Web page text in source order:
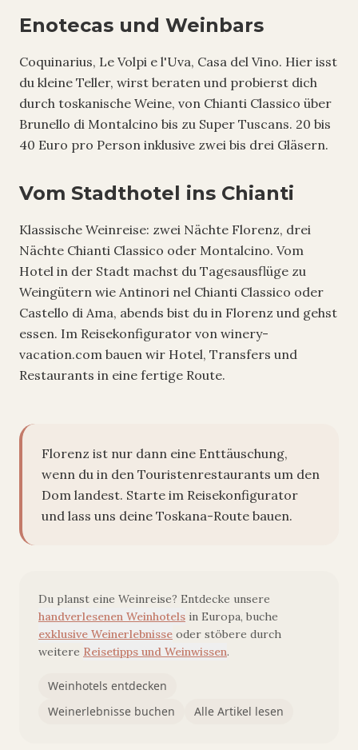
Enotecas und Weinbars
Coquinarius, Le Volpi e l'Uva, Casa del Vino. Hier isst
du kleine Teller, wirst beraten und probierst dich
durch toskanische Weine, von Chianti Classico über
Brunello di Montalcino bis zu Super Tuscans. 20 bis
40 Euro pro Person inklusive zwei bis drei Gläsern.
Vom Stadthotel ins Chianti
Klassische Weinreise: zwei Nächte Florenz, drei
Nächte Chianti Classico oder Montalcino. Vom
Hotel in der Stadt machst du Tagesausflüge zu
Weingütern wie Antinori nel Chianti Classico oder
Castello di Ama, abends bist du in Florenz und gehst
essen. Im Reisekonfigurator von winery-
vacation.com bauen wir Hotel, Transfers und
Restaurants in eine fertige Route.
Florenz ist nur dann eine Enttäuschung,
wenn du in den Touristenrestaurants um den
Dom landest. Starte im Reisekonfigurator
und lass uns deine Toskana-Route bauen.
Du planst eine Weinreise? Entdecke unsere
handverlesenen Weinhotels in Europa, buche
exklusive Weinerlebnisse oder stöbere durch
weitere Reisetipps und Weinwissen.
Weinhotels entdecken
Weinerlebnisse buchen
Alle Artikel lesen